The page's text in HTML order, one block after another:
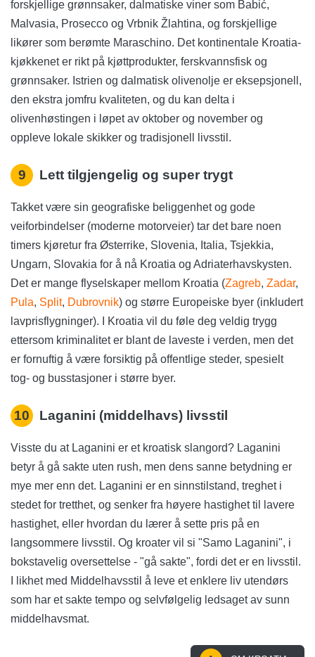
forskjellige grønnsaker, dalmatiske viner som Babić,
Malvasia, Prosecco og Vrbnik Žlahtina, og forskjellige
likører som berømte Maraschino. Det kontinentale Kroatia-
kjøkkenet er rikt på kjøttprodukter, ferskvannsfisk og
grønnsaker. Istrien og dalmatisk olivenolje er eksepsjonell,
den ekstra jomfru kvaliteten, og du kan delta i
olivenhøstingen i løpet av oktober og november og
oppleve lokale skikker og tradisjonell livsstil.
9 Lett tilgjengelig og super trygt
Takket være sin geografiske beliggenhet og gode
veiforbindelser (moderne motorveier) tar det bare noen
timers kjøretur fra Østerrike, Slovenia, Italia, Tsjekkia,
Ungarn, Slovakia for å nå Kroatia og Adriaterhavskysten.
Det er mange flyselskaper mellom Kroatia (Zagreb, Zadar,
Pula, Split, Dubrovnik) og større Europeiske byer (inkludert
lavprisflygninger). I Kroatia vil du føle deg veldig trygg
ettersom kriminalitet er blant de laveste i verden, men det
er fornuftig å være forsiktig på offentlige steder, spesielt
tog- og busstasjoner i større byer.
10 Laganini (middelhavs) livsstil
Visste du at Laganini er et kroatisk slangord? Laganini
betyr å gå sakte uten rush, men dens sanne betydning er
mye mer enn det. Laganini er en sinnstilstand, treghet i
stedet for tretthet, og senker fra høyere hastighet til lavere
hastighet, eller hvordan du lærer å sette pris på en
langsommere livsstil. Og kroater vil si "Samo Laganini", i
bokstavelig oversettelse - "gå sakte", fordi det er en livsstil.
I likhet med Middelhavsstil å leve et enklere liv utendørs
som har et sakte tempo og selvfølgelig ledsaget av sunn
middelhavsmat.